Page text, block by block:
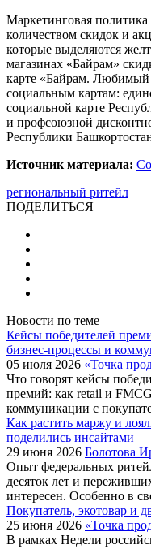
Маркетинговая
количеством скидок и
которые выделяются
магазинах «Байрам»
карте «Байрам. Любимый
социальным картам:
социальной карте
и профсоюзной
Республики
Источник материала:
региональный ритейл
ПОДЕЛИТЬСЯ
Новости по теме
Кейсы победителей
бизнес-процессы и
05 июля 2026 «Точка
Что говорят кейсы
премий: как retail и
коммуникации с
Как растить маржу и
поделились инсайтами
29 июня 2026 Болотова
Опыт федеральных
десяток лет и
интересен. Особенно в
Покупатель, экотовар и
25 июня 2026 «Точка
В рамках Недели